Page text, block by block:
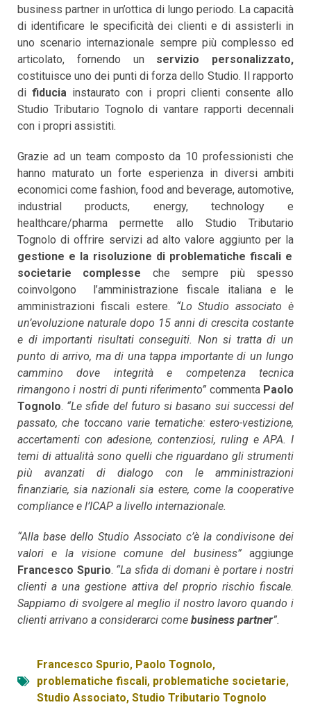
business partner in un’ottica di lungo periodo. La capacità
di identificare le specificità dei clienti e di assisterli in
uno scenario internazionale sempre più complesso ed
articolato, fornendo un servizio personalizzato,
costituisce uno dei punti di forza dello Studio. Il rapporto
di fiducia instaurato con i propri clienti consente allo
Studio Tributario Tognolo di vantare rapporti decennali
con i propri assistiti.
Grazie ad un team composto da 10 professionisti che
hanno maturato un forte esperienza in diversi ambiti
economici come fashion, food and beverage, automotive,
industrial products, energy, technology e
healthcare/pharma permette allo Studio Tributario
Tognolo di offrire servizi ad alto valore aggiunto per la
gestione e la risoluzione di problematiche fiscali e
societarie complesse che sempre più spesso
coinvolgono l’amministrazione fiscale italiana e le
amministrazioni fiscali estere. “Lo Studio associato è
un’evoluzione naturale dopo 15 anni di crescita costante
e di importanti risultati conseguiti. Non si tratta di un
punto di arrivo, ma di una tappa importante di un lungo
cammino dove integrità e competenza tecnica
rimangono i nostri di punti riferimento” commenta Paolo
Tognolo. “Le sfide del futuro si basano sui successi del
passato, che toccano varie tematiche: estero-vestizione,
accertamenti con adesione, contenziosi, ruling e APA. I
temi di attualità sono quelli che riguardano gli strumenti
più avanzati di dialogo con le amministrazioni
finanziarie, sia nazionali sia estere, come la cooperative
compliance e l’ICAP a livello internazionale.
“Alla base dello Studio Associato c’è la condivisone dei
valori e la visione comune del business”aggiunge
Francesco Spurio. “La sfida di domani è portare i nostri
clienti a una gestione attiva del proprio rischio fiscale.
Sappiamo di svolgere al meglio il nostro lavoro quando i
clienti arrivano a considerarci come business partner”.
Francesco Spurio, Paolo Tognolo,
problematiche fiscali, problematiche societarie,
Studio Associato, Studio Tributario Tognolo